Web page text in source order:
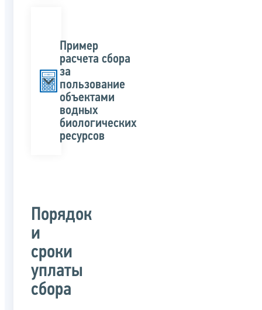
Пример
расчета сбора
за
пользование
объектами
водных
биологических
ресурсов
Порядок
и
сроки
уплаты
сбора